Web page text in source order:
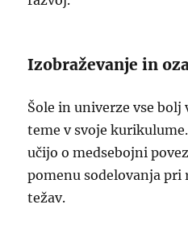
Izobraževanje in
Šole in univerze vse
teme v svoje
učijo o medsebojni
pomenu sodelovanja pri
težav.